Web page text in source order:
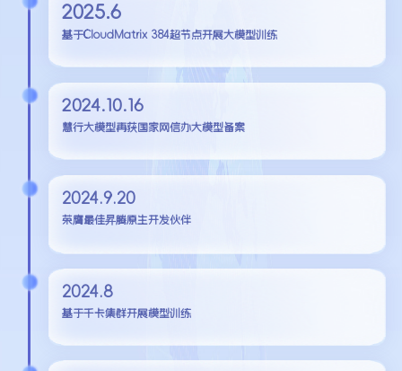
2025.6
基于CloudMatrix 384超节点开展大模型训练
2024.10.16
慧行大模型再获国家网信办大模型备案
2024.9.20
荣膺最佳昇腾原生开发伙伴
2024.8
基于千卡集群开展模型训练